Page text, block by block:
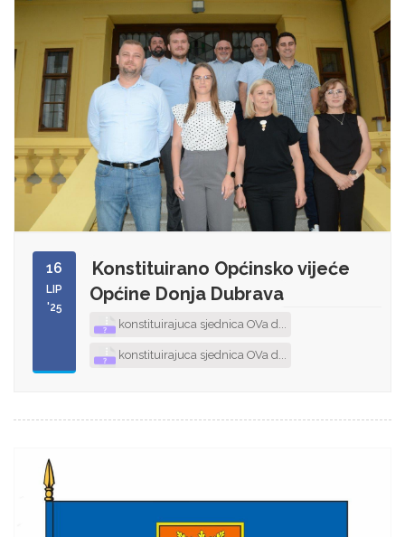
16
LIP
'25
Konstituirano Općinsko vijeće
Općine Donja Dubrava
konstituirajuca sjednica OVa d...
konstituirajuca sjednica OVa d...